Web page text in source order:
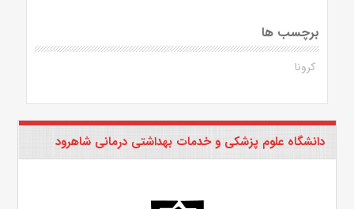
برچسب ها
کرونا
دانشگاه علوم پزشکی و خدمات بهداشتی درمانی شاهرود